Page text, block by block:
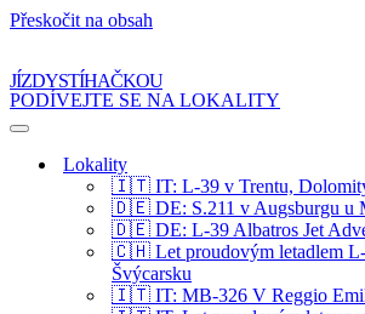
Přeskočit na obsah
JÍZDY STÍHAČKOU
PODÍVEJTE SE NA LOKALITY
Navigační
Lokality
🇮🇹 IT: L-39 v Trentu,
🇩🇪 DE: S.211 v Augsburgu u
🇩🇪 DE: L-39 Albatros Jet
🇨🇭 Let proudovým letadlem L-
Švýcarsku
🇮🇹 IT: MB-326 V Reggio